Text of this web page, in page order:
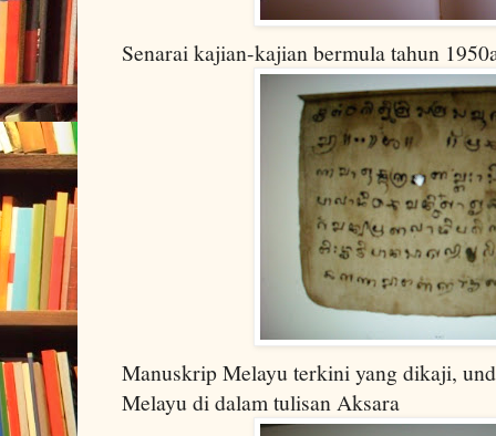
Senarai kajian-kajian bermula tahun
Manuskrip Melayu terkini yang dikaji,
Melayu di dalam tulisan Aksara